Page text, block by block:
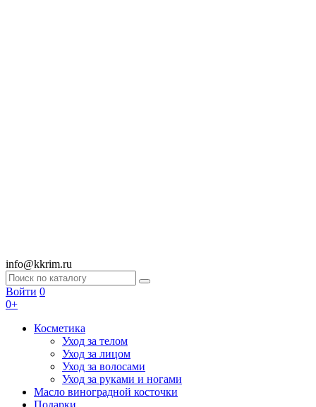
info@kkrim.ru
Войти 0
0+
Косметика
Уход за телом
Уход за лицом
Уход за волосами
Уход за руками и ногами
Масло виноградной косточки
Подарки